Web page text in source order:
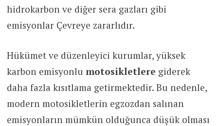
hidrokarbon ve diğer sera gazları gibi
emisyonlar Çevreye zararlıdır.
Hükümet ve düzenleyici kurumlar, yüksek
karbon emisyonlu motosikletlere giderek
daha fazla kısıtlama getirmektedir. Bu nedenle,
modern motosikletlerin egzozdan salınan
emisyonların mümkün olduğunca düşük olması